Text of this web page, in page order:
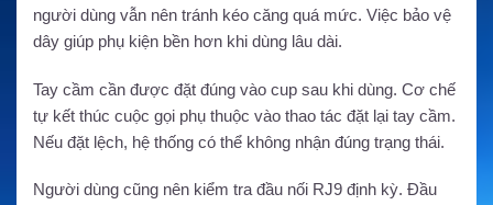
người dùng vẫn nên tránh kéo căng quá mức. Việc bảo vệ
dây giúp phụ kiện bền hơn khi dùng lâu dài.
Tay cầm cần được đặt đúng vào cup sau khi dùng. Cơ chế
tự kết thúc cuộc gọi phụ thuộc vào thao tác đặt lại tay cầm.
Nếu đặt lệch, hệ thống có thể không nhận đúng trạng thái.
Người dùng cũng nên kiểm tra đầu nối RJ9 định kỳ. Đầu